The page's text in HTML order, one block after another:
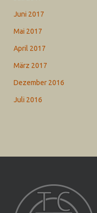
Juni 2017
Mai 2017
April 2017
März 2017
Dezember 2016
Juli 2016